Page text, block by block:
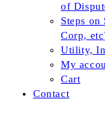
of
Steps
Corp,
Utility,
My
Cart
Contact